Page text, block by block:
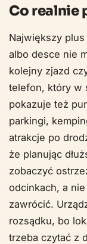
Co realnie
Największy
albo desce nie
kolejny zjazd
telefon, który w
pokazuje też
parkingi,
atrakcje po
że planując
zobaczyć
odcinkach, a
zawrócić.
rozsądku, bo
trzeba czytać z